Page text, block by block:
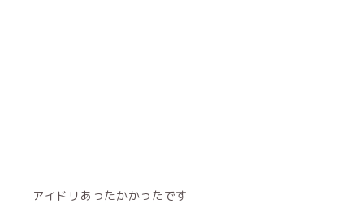
アイドリあったかかったです